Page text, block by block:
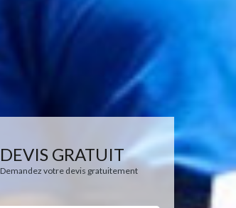
DEVIS GRATUIT
Demandez votre devis gratuitement